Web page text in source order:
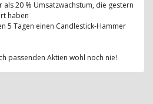
als 20 % Umsatzwachstum, die gestern
haben
5 Tagen einen Candlestick-Hammer
passenden Aktien wohl noch nie!